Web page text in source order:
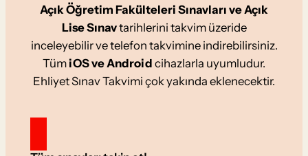
Açık Öğretim Fakülteleri Sınavları ve Açık
Lise Sınavtarihlerini takvim üzeride
inceleyebilir ve telefon takvimine indirebilirsiniz.
Tüm iOS ve Android cihazlarla uyumludur.
Ehliyet Sınav Takvimi çok yakında eklenecektir.